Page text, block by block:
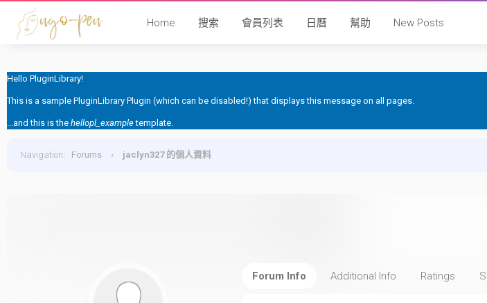
Home 搜索 會員列表 日曆 幫助 New Posts
Hello PluginLibrary!
This is a sample PluginLibrary Plugin (which can be disabled!) that displays this message on all pages.
...and this is the hellopl_exampletemplate.
Navigation: Forums › jaclyn327 的個人資料
Forum Info Additional Info Ratings